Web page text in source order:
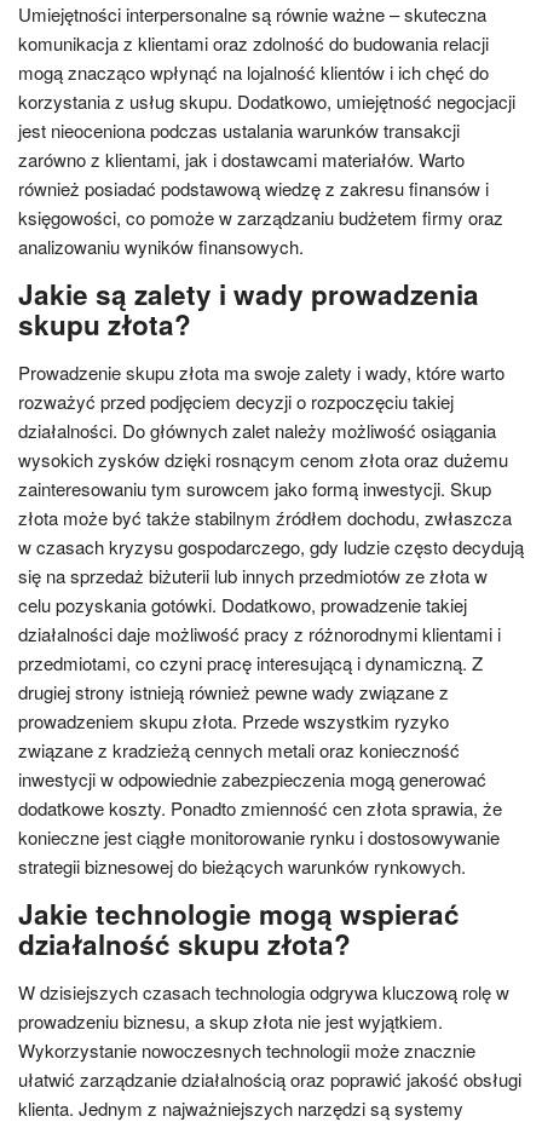
Umiejętności interpersonalne są równie ważne – skuteczna
komunikacja z klientami oraz zdolność do budowania relacji
mogą znacząco wpłynąć na lojalność klientów i ich chęć do
korzystania z usług skupu. Dodatkowo, umiejętność negocjacji
jest nieoceniona podczas ustalania warunków transakcji
zarówno z klientami, jak i dostawcami materiałów. Warto
również posiadać podstawową wiedzę z zakresu finansów i
księgowości, co pomoże w zarządzaniu budżetem firmy oraz
analizowaniu wyników finansowych.
Jakie są zalety i wady prowadzenia
skupu złota?
Prowadzenie skupu złota ma swoje zalety i wady, które warto
rozważyć przed podjęciem decyzji o rozpoczęciu takiej
działalności. Do głównych zalet należy możliwość osiągania
wysokich zysków dzięki rosnącym cenom złota oraz dużemu
zainteresowaniu tym surowcem jako formą inwestycji. Skup
złota może być także stabilnym źródłem dochodu, zwłaszcza
w czasach kryzysu gospodarczego, gdy ludzie często decydują
się na sprzedaż biżuterii lub innych przedmiotów ze złota w
celu pozyskania gotówki. Dodatkowo, prowadzenie takiej
działalności daje możliwość pracy z różnorodnymi klientami i
przedmiotami, co czyni pracę interesującą i dynamiczną. Z
drugiej strony istnieją również pewne wady związane z
prowadzeniem skupu złota. Przede wszystkim ryzyko
związane z kradzieżą cennych metali oraz konieczność
inwestycji w odpowiednie zabezpieczenia mogą generować
dodatkowe koszty. Ponadto zmienność cen złota sprawia, że
konieczne jest ciągłe monitorowanie rynku i dostosowywanie
strategii biznesowej do bieżących warunków rynkowych.
Jakie technologie mogą wspierać
działalność skupu złota?
W dzisiejszych czasach technologia odgrywa kluczową rolę w
prowadzeniu biznesu, a skup złota nie jest wyjątkiem.
Wykorzystanie nowoczesnych technologii może znacznie
ułatwić zarządzanie działalnością oraz poprawić jakość obsługi
klienta. Jednym z najważniejszych narzędzi są systemy